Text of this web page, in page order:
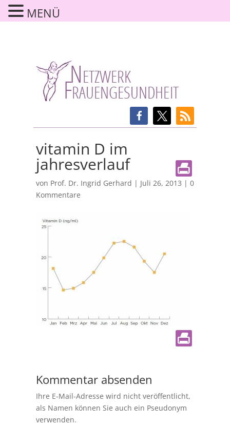
vitamin D im
jahresverlauf
von Prof. Dr. Ingrid Gerhard | Juli 26, 2013 | 0
Kommentare
Kommentar absenden
Ihre E-Mail-Adresse wird nicht veröffentlicht,
als Namen können Sie auch ein Pseudonym
verwenden.
MENÜ